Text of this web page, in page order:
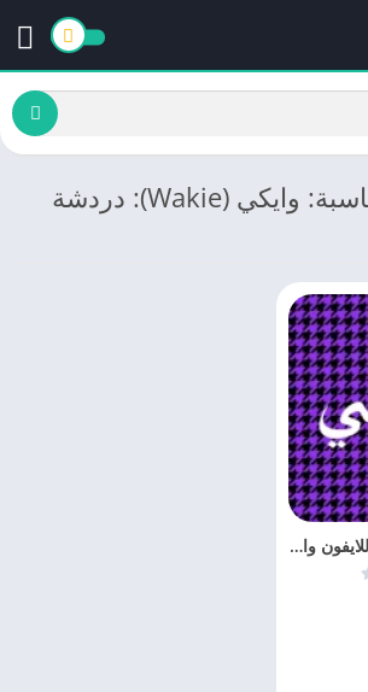
ضع الكلمة المناسبة: وايكي (Wakie): دردشة
تحميل تطبيق wakie للايفون والاندرويد